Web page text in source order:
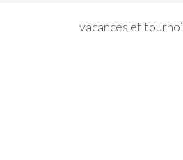
vacances et